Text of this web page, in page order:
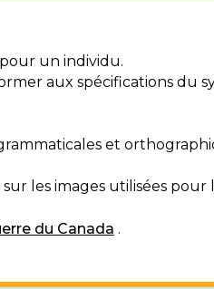
un individu.
aux spécifications du
et
les images utilisées pour
du Canada .